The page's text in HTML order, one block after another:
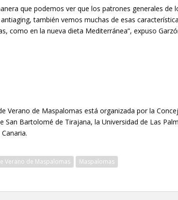
que podemos ver que los patrones generales de
también vemos muchas de esas
como en la nueva dieta Mediterránea”, expuso
Verano de Maspalomas está organizada por la
San Bartolomé de Tirajana, la Universidad de Las
Verano de Maspalomas Maspalomas